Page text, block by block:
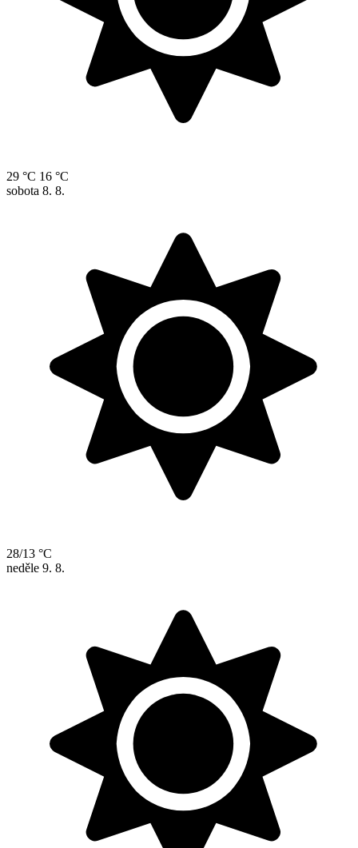
29 °C 16 °C
sobota 8. 8.
28/13 °C
neděle 9. 8.